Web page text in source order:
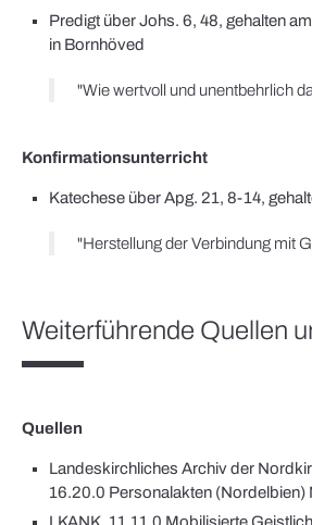
Predigt über Johs. 6, 48, gehalten
in Bornhöved
Konfirmationsunterricht
Katechese über Apg. 21, 8-14,
Weiterführende Quellen
Quellen
Landeskirchliches Archiv der
16.20.0 Personalakten (Nordelbien)